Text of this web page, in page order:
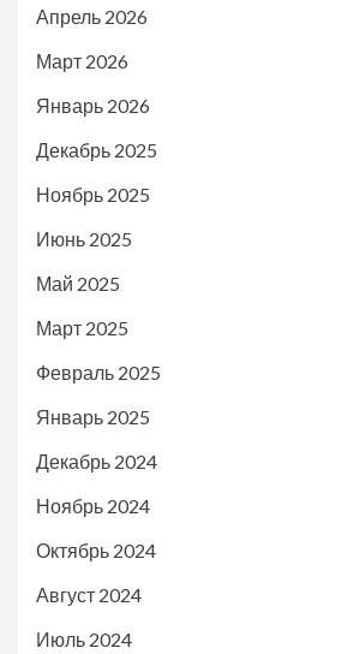
Апрель 2026
Март 2026
Январь 2026
Декабрь 2025
Ноябрь 2025
Июнь 2025
Май 2025
Март 2025
Февраль 2025
Январь 2025
Декабрь 2024
Ноябрь 2024
Октябрь 2024
Август 2024
Июль 2024